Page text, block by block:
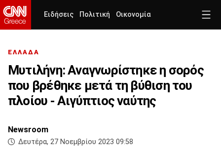
Ειδήσεις Πολιτική Οικονομία
ΕΛΛΑΔΑ
Μυτιλήνη: Αναγνωρίστηκε η σορός
που βρέθηκε μετά τη βύθιση του
πλοίου - Αιγύπτιος ναύτης
Newsroom
Δευτέρα, 27 Νοεμβρίου 2023 09:58